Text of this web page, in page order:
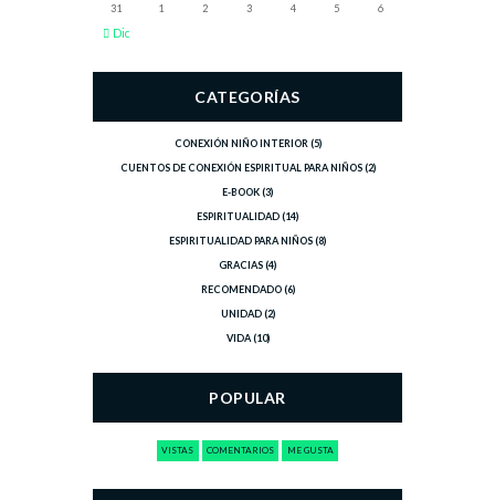
31
1 2 3 4 5 6
Dic
CATEGORÍAS
CONEXIÓN NIÑO INTERIOR (5)
CUENTOS DE CONEXIÓN ESPIRITUAL PARA NIÑOS(2)
E-BOOK(3)
ESPIRITUALIDAD(14)
ESPIRITUALIDAD PARA NIÑOS(8)
GRACIAS(4)
RECOMENDADO(6)
UNIDAD(2)
VIDA(10)
POPULAR
VISTAS COMENTARIOS ME GUSTA